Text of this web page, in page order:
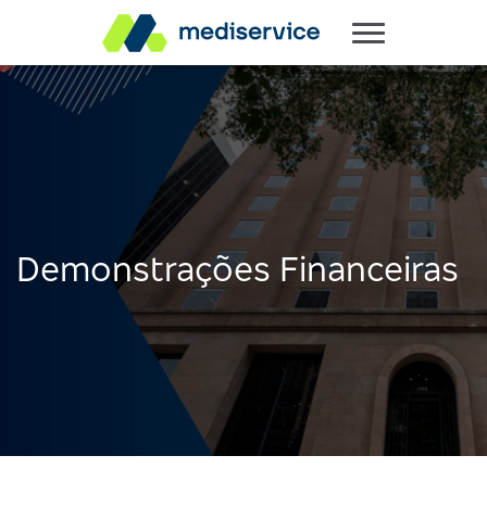
Demonstrações Financeiras